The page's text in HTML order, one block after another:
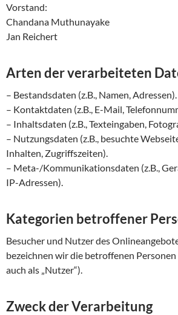
Vorstand:
Chandana Muthunayake
Jan Reichert
Arten der verarbeiteten
– Bestandsdaten (z.B., Namen, Adressen).
– Kontaktdaten (z.B., E-Mail,
– Inhaltsdaten (z.B., Texteingaben,
– Nutzungsdaten (z.B., besuchte
Inhalten, Zugriffszeiten).
– Meta-/Kommunikationsdaten (z.B.,
IP-Adressen).
Kategorien betroffener
Besucher und Nutzer des
bezeichnen wir die betroffenen
auch als „Nutzer“).
Zweck der Verarbeitung